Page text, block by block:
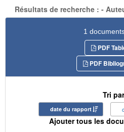
Résultats de recherche : -
1
PDF
PDF
Tri par
date du rapport
Ajouter tous les